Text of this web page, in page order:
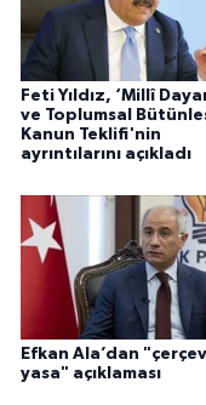
Feti Yıldız, ‘Millî
ve Toplumsal
Kanun Teklifi'nin
ayrıntılarını açıkladı
Efkan Ala’dan
yasa" açıklaması